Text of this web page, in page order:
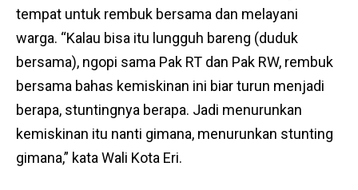
tempat untuk rembuk bersama dan melayani
warga. “Kalau bisa itu lungguh bareng (duduk
bersama), ngopi sama Pak RT dan Pak RW, rembuk
bersama bahas kemiskinan ini biar turun menjadi
berapa, stuntingnya berapa. Jadi menurunkan
kemiskinan itu nanti gimana, menurunkan stunting
gimana,” kata Wali Kota Eri.